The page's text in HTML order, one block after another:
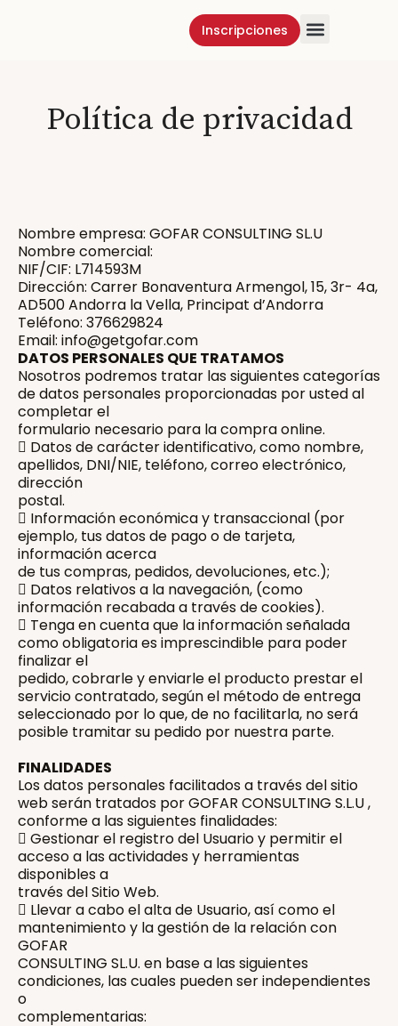
Inscripciones
Política de privacidad
Nombre empresa: GOFAR CONSULTING SL.U
Nombre comercial:
NIF/CIF: L714593M
Dirección: Carrer Bonaventura Armengol, 15, 3r- 4a,
AD500 Andorra la Vella, Principat d’Andorra
Teléfono: 376629824
Email: info@getgofar.com
DATOS PERSONALES QUE TRATAMOS
Nosotros podremos tratar las siguientes categorías
de datos personales proporcionadas por usted al
completar el
formulario necesario para la compra online.
 Datos de carácter identificativo, como nombre,
apellidos, DNI/NIE, teléfono, correo electrónico,
dirección
postal.
 Información económica y transaccional (por
ejemplo, tus datos de pago o de tarjeta,
información acerca
de tus compras, pedidos, devoluciones, etc.);
 Datos relativos a la navegación, (como
información recabada a través de cookies).
 Tenga en cuenta que la información señalada
como obligatoria es imprescindible para poder
finalizar el
pedido, cobrarle y enviarle el producto prestar el
servicio contratado, según el método de entrega
seleccionado por lo que, de no facilitarla, no será
posible tramitar su pedido por nuestra parte.
FINALIDADES
Los datos personales facilitados a través del sitio
web serán tratados por GOFAR CONSULTING S.L.U ,
conforme a las siguientes finalidades:
 Gestionar el registro del Usuario y permitir el
acceso a las actividades y herramientas
disponibles a
través del Sitio Web.
 Llevar a cabo el alta de Usuario, así como el
mantenimiento y la gestión de la relación con
GOFAR
CONSULTING SL.U. en base a las siguientes
condiciones, las cuales pueden ser independientes
o
complementarias: